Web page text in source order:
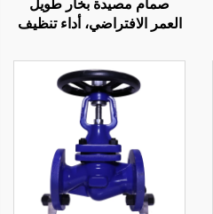
صمام مصيدة بخار طويل
العمر الافتراضي، أداء تنظيف
حرارية متينة